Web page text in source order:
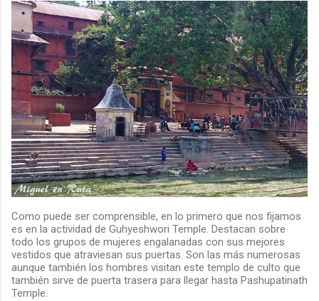
Como puede ser comprensible, en lo primero que nos fijamos
es en la actividad de Guhyeshwori Temple. Destacan sobre
todo los grupos de mujeres engalanadas con sus mejores
vestidos que atraviesan sus puertas. Son las más numerosas
aunque también los hombres visitan este templo de culto que
también sirve de puerta trasera para llegar hasta Pashupatinath
Temple.